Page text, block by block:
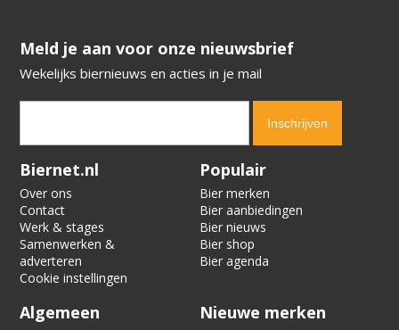
​​​​​​​Meld je aan voor onze nieuwsbrief
Wekelijks biernieuws en acties in je mail
Verification code:
Biernet.nl
Over ons
Contact
Werk & stages
Samenwerken &
adverteren
Cookie instellingen
Populair
Bier merken
Bier aanbiedingen
Bier nieuws
Bier shop
Bier agenda
Algemeen Nieuwe merken